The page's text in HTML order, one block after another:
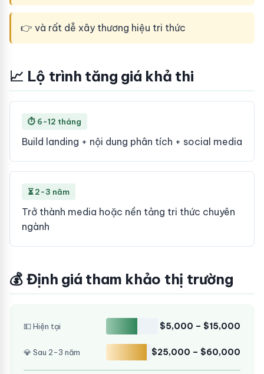
👉 và rất dễ xây thương hiệu tri thức
📈 Lộ trình tăng giá khả thi
⏱ 6-12 tháng
Build landing + nội dung phân tích + social media
⏳ 2-3 năm
Trở thành media hoặc nền tảng tri thức chuyên
ngành
💰 Định giá tham khảo thị trường
💵 Hiện tại $5,000 – $15,000
💎 Sau 2-3 năm $25,000 – $60,000